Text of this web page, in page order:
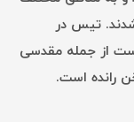
تیس در
از جمله مقدسی
رانده است.